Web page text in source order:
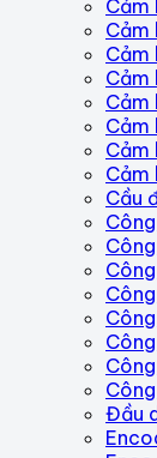
Cảm
Cảm
Cảm
Cảm
Cảm
Cảm
Cảm
Cảm
Cầu
Đầu